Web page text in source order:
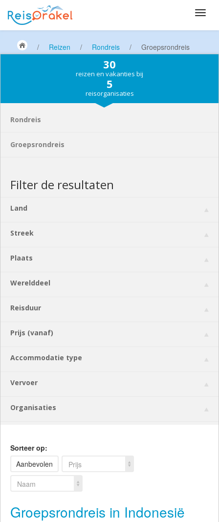
/ Reizen / Rondreis / Groepsrondreis
30
reizen en vakanties bij
5
reisorganisaties
Rondreis
Groepsrondreis
Filter de resultaten
Land
Streek
Plaats
Werelddeel
Reisduur
Prijs (vanaf)
Accommodatie type
Vervoer
Organisaties
Sorteer op:
Aanbevolen
Prijs
Naam
Groepsrondreis in Indonesië